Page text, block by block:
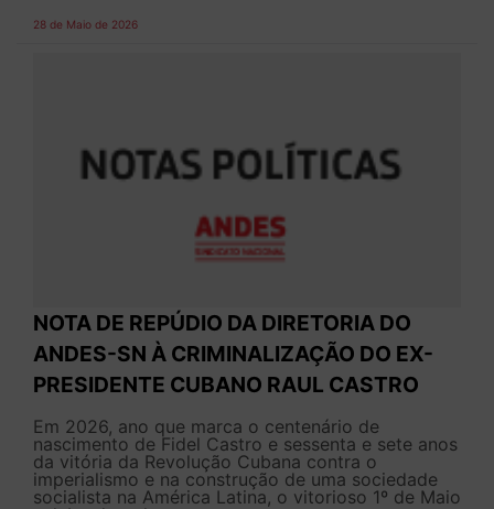
28 de Maio de 2026
NOTA DE REPÚDIO DA DIRETORIA DO
ANDES-SN À CRIMINALIZAÇÃO DO EX-
PRESIDENTE CUBANO RAUL CASTRO
Em 2026, ano que marca o centenário de
nascimento de Fidel Castro e sessenta e sete anos
da vitória da Revolução Cubana contra o
imperialismo e na construção de uma sociedade
socialista na América Latina, o vitorioso 1º de Maio